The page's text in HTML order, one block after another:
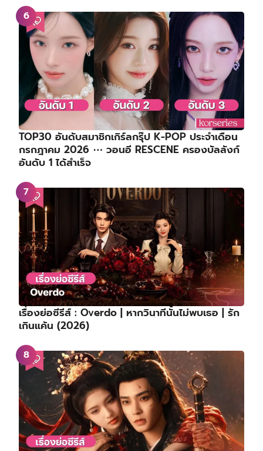
TOP30 อันดับสมาชิกเกิร์ลกรุ๊ป K-POP ประจำเดือน
กรกฎาคม 2026 ⋯ วอนอี RESCENE ครองบัลลังก์
อันดับ 1 ได้สำเร็จ
เรื่องย่อซีรีส์ : Overdo | หากวินาทีนั้นไม่พบเธอ | รัก
เกินแค้น (2026)